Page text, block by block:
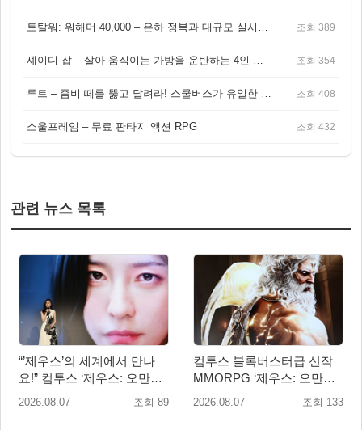
토탈워: 워해머 40,000 – 은하 정복과 대규모 실시간 전투가 결합된 전략 게임! 조회 389
셰이디 잡 – 살아 움직이는 가방을 운반하는 4인 협동 물리 어드벤처 게임 조회 354
루트 – 좀비 떼를 뚫고 달려라! 스쿨버스가 유일한 집이 되는 4인 협동 생존 게임 조회 408
소울프레임 – 무료 판타지 액션 RPG 조회 432
관련 뉴스 목록
“’제우스’의 세계에서 만나
요!” 컴투스 ‘제우스: 오만의
신’ 쇼케이스 찾은 배우 박지
2026.08.07 조회 89
컴투스 블록버스터급 신작
MMORPG ‘제우스: 오만의
신’, 8월 26일 출시!
2026.08.07 조회 133